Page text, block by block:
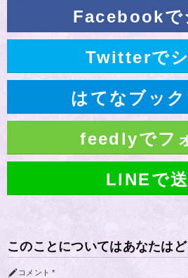
Facebookで
Twitterで
はてなブック
feedlyでフ
LINEで
このことについてはあなたは
コメント *